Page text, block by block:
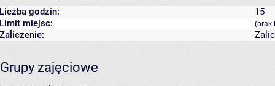
Liczba godzin:
15
Limit miejsc:
(brak
Zaliczenie:
Grupy zajęciowe